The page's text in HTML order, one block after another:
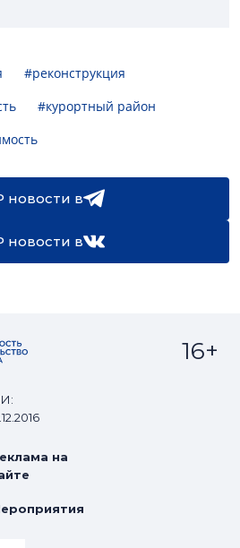
#реконструкция
#курортный район
новости в
новости в
16+
на